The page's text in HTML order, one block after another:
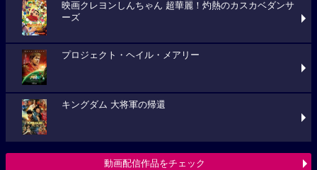
映画クレヨンしんちゃん 超華麗！灼熱のカスカベダンサ
ーズ
プロジェクト・ヘイル・メアリー
キングダム 大将軍の帰還
動画配信作品をチェック